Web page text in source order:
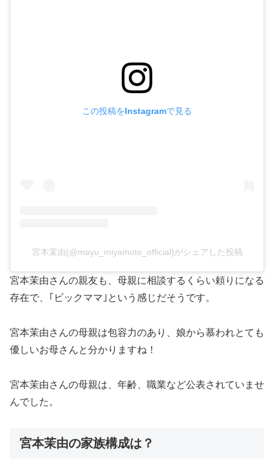
この投稿をInstagramで見る
宮本茉由(@mayu_miyamoto_official)がシェアした投稿
宮本茉由さんの親友も、母親に相談するくらい頼りになる
存在で、｢ビックママ｣という感じだそうです。
宮本茉由さんの母親は包容力のあり、娘から慕われとても
優しいお母さんと分かりますね！
宮本茉由さんの母親は、年齢、職業など公表されていませ
んでした。
宮本茉由の家族構成は？